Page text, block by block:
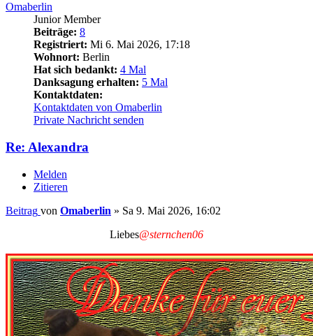
Omaberlin
Junior Member
Beiträge: 8
Registriert: Mi 6. Mai 2026, 17:18
Wohnort: Berlin
Hat sich bedankt: 4 Mal
Danksagung erhalten: 5 Mal
Kontaktdaten:
Kontaktdaten von Omaberlin
Private Nachricht senden
Re: Alexandra
Melden
Zitieren
Beitrag von Omaberlin » Sa 9. Mai 2026, 16:02
Liebes@sternchen06